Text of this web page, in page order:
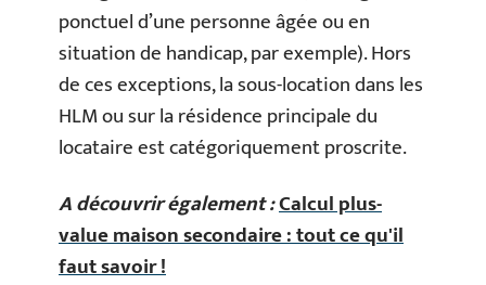
ponctuel d’une personne âgée ou en
situation de handicap, par exemple). Hors
de ces exceptions, la sous-location dans les
HLM ou sur la résidence principale du
locataire est catégoriquement proscrite.
A découvrir également :Calcul plus-
value maison secondaire : tout ce qu'il
faut savoir !